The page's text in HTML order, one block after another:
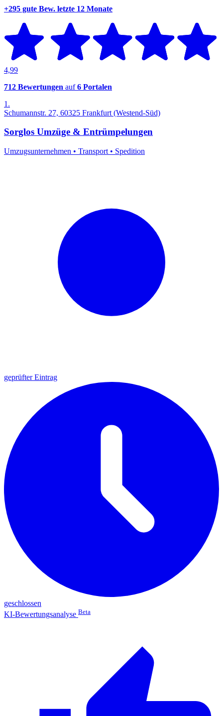
+295 gute Bew. letzte 12 Monate
4,99
712 Bewertungen auf6 Portalen
1.
Schumannstr. 27, 60325 Frankfurt (Westend-Süd)
Sorglos Umzüge & Entrümpelungen
Umzugsunternehmen • Transport • Spedition
geprüfter Eintrag
geschlossen
KI-Bewertungsanalyse Beta